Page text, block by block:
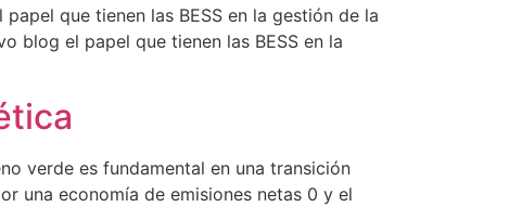
que tienen las BESS en la gestión de la
blog el papel que tienen las BESS en la
verde es fundamental en una transición
una economía de emisiones netas 0 y el